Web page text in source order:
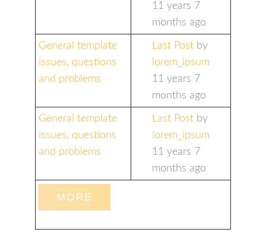
MORE
11 years 7
months ago
General template
issues, questions
and problems
Last Post by
lorem_ipsum
11 years 7
months ago
General template
issues, questions
and problems
Last Post by
lorem_ipsum
11 years 7
months ago